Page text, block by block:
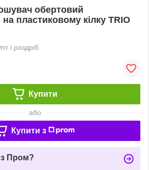
обертовий
пластиковому кілку TRIO
і роздріб
Купити
або
Купити з
з Пром?